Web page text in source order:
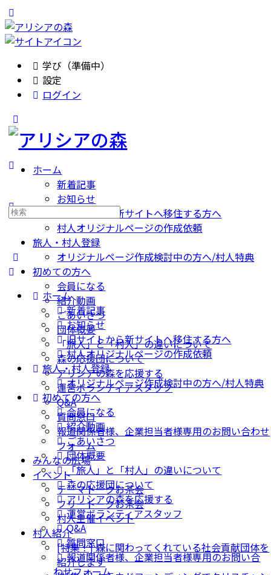
Side
Panel
学び（準備中）
設定
ログイン
Side
Panel
ホーム
新着記事
お知らせ
旧サイトから新サイトへ移住する方へ
村人オリジナルページの作成依頼
旅人・村人登録
オリジナルページ作成検討中の方へ/村人特典
初めての方へ
会員になる
紹介動画
ごあいさつ
団体概要
「旅人」と「村人」の違いについて
森の応援団について
アリシアの森を応援する
運営ボランティアスタッフ
Q&A
質問窓口
報道関係者様、企業担当者様専用のお問い合わせ
フォーム
みんなの広場
イベント
テーマトークお茶会
フリートークお茶会
村人主催イベント
村人紹介
[特集！] 森に関わってくれている社会貢献団体を
紹介します
検
る：
ホーム
新着記事
お知らせ
旧サイトから新サイトへ移住する方へ
村人オリジナルページの作成依頼
旅人・村人登録
オリジナルページ作成検討中の方へ/村人特典
初めての方へ
会員になる
紹介動画
ごあいさつ
団体概要
「旅人」と「村人」の違いについて
森の応援団について
アリシアの森を応援する
運営ボランティアスタッフ
Q&A
質問窓口
報道関係者様、企業担当者様専用のお問い合
わせフォーム